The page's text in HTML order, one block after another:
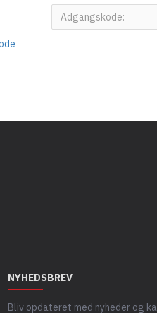
NYHEDSBREV
Bliv opdateret med nyheder og